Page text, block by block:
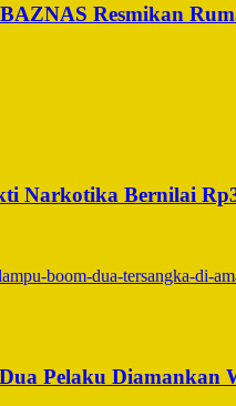
Resmikan
Narkotika Bernilai
Pelaku